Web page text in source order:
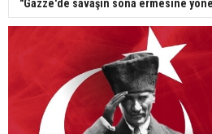
"Gazze'de savaşın sona ermesine